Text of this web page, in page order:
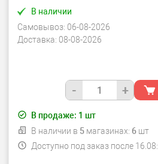
В наличии
Самовывоз: 06-08-2026
Доставка: 08-08-2026
- +
В продаже: 1 шт
В наличии в 5 магазинах: 6шт
Доступно под заказ после 16.08: